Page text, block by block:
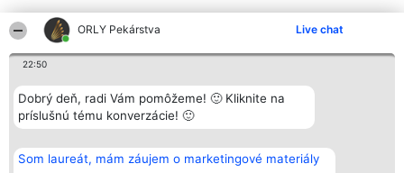
ORLY Pekárstva Live chat
22:50
Dobrý deň, radi Vám pomôžeme! 🙂 Kliknite na
príslušnú tému konverzácie! 🙂
Som laureát, mám záujem o marketingové materiály
Organizátor hodnotenia
Bright Side Solutions sp. z o.
o. sp. k.
Wrocław 50-079
KRS 0000749100 | Regon
Hodnotenie
Laureáti
Lista
Laureatów
Podmienky
Kontakt
Kontakt